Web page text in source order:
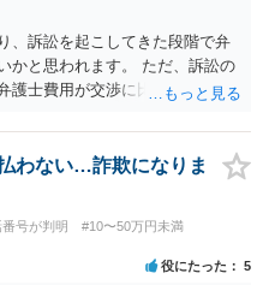
、訴訟を起こしてきた段階で弁
かと思われます。 ただ、訴訟の
護士費用が交渉に比べて高くな
。
わない…詐欺になりま
号が判明
#10〜50万円未満
役にたった 5